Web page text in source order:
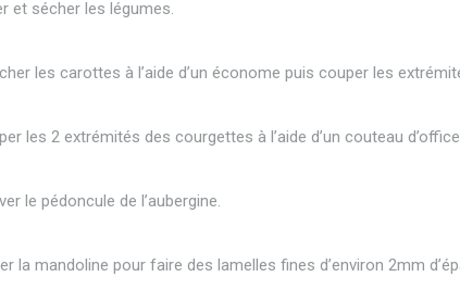
et sécher les légumes.
les carottes à l’aide d’un économe puis couper les
les 2 extrémités des courgettes à l’aide d’un couteau
le pédoncule de l’aubergine.
la mandoline pour faire des lamelles fines d’environ 2mm